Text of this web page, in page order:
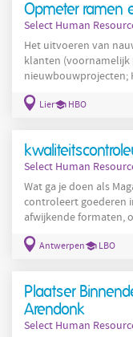
Detecteren van
Opmeter ramen
Select Human
Het uitvoeren van
klanten
nieuwbouwprojecten; Het voorbereiden van projecten op basis
van correcte en
signaleren van
dossiers; Het plaatsen van bestellingen voor buitenschrijnwerk
en het
Lier HBO
Select Human
Wat ga je doen als
controleert goederen
afwijkende formaten,
onregelmatigheden; Je signaleert en behandelt problemen om
de kwaliteit van de
Antwerpen LBO
Plaatser
Arendonk
Select Human